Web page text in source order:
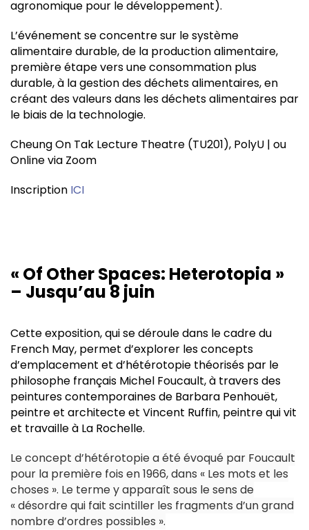
agronomique pour le développement).
L’événement se concentre sur le système
alimentaire durable, de la production alimentaire,
première étape vers une consommation plus
durable, à la gestion des déchets alimentaires, en
créant des valeurs dans les déchets alimentaires par
le biais de la technologie.
Cheung On Tak Lecture Theatre (TU201), PolyU | ou
Online via Zoom
Inscription ICI
« Of Other Spaces: Heterotopia »
– Jusqu’au 8 juin
Cette exposition, qui se déroule dans le cadre du
French May, permet d’explorer les concepts
d’emplacement et d’hétérotopie théorisés par le
philosophe français Michel Foucault, à travers des
peintures contemporaines de Barbara Penhouët,
peintre et architecte et Vincent Ruffin, peintre qui vit
et travaille à La Rochelle.
Le concept d’hétérotopie a été évoqué par Foucault
pour la première fois en 1966, dans « Les mots et les
choses ». Le terme y apparaît sous le sens de
« désordre qui fait scintiller les fragments d’un grand
nombre d’ordres possibles ».